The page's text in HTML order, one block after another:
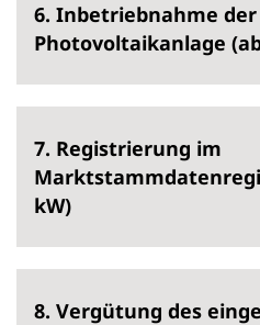
6. Inbetriebnahme der
Photovoltaikanlage
7. Registrierung im
kW)
8. Vergütung des